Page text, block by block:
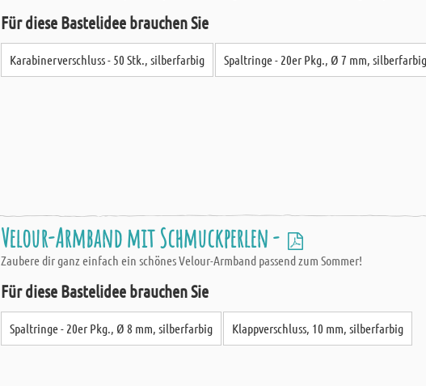
Für diese Bastelidee brauchen Sie
Karabinerverschluss - 50 Stk., silberfarbig Spaltringe - 20er Pkg., Ø 7 mm, silberfarbig
Velour-Armband mit Schmuckperlen -
Zaubere dir ganz einfach ein schönes Velour-Armband passend zum Sommer!
Für diese Bastelidee brauchen Sie
Spaltringe - 20er Pkg., Ø 8 mm, silberfarbig Klappverschluss, 10 mm, silberfarbig